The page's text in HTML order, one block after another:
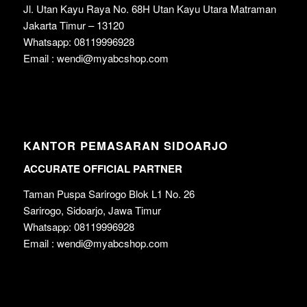
Jl. Utan Kayu Raya No. 68H Utan Kayu Utara Matraman
Jakarta Timur – 13120
Whatsapp: 08119996928
Email : wendi@myabcshop.com
KANTOR PEMASARAN SIDOARJO
ACCURATE OFFICIAL PARTNER
Taman Puspa Sarirogo Blok L1 No. 26
Sarirogo, Sidoarjo, Jawa Timur
Whatsapp: 08119996928
Email : wendi@myabcshop.com